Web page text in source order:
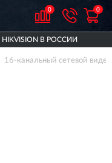
0 0
HIKVISION В РОССИИ
16-канальный сетевой